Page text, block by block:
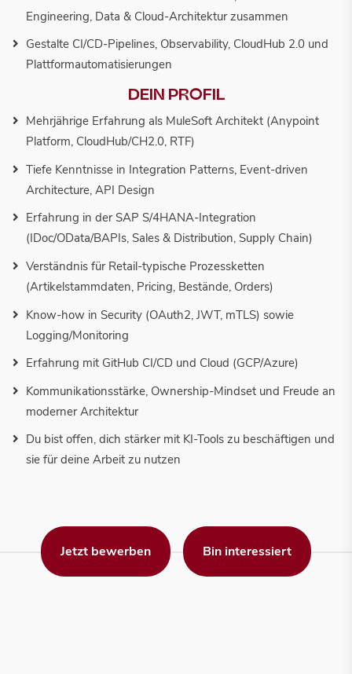
Engineering, Data & Cloud-Architektur zusammen
Gestalte CI/CD-Pipelines, Observability, CloudHub 2.0 und
Plattformautomatisierungen
DEIN PROFIL
Mehrjährige Erfahrung als MuleSoft Architekt (Anypoint
Platform, CloudHub/CH2.0, RTF)
Tiefe Kenntnisse in Integration Patterns, Event-driven
Architecture, API Design
Erfahrung in der SAP S/4HANA-Integration
(IDoc/OData/BAPIs, Sales & Distribution, Supply Chain)
Verständnis für Retail-typische Prozessketten
(Artikelstammdaten, Pricing, Bestände, Orders)
Know-how in Security (OAuth2, JWT, mTLS) sowie
Logging/Monitoring
Erfahrung mit GitHub CI/CD und Cloud (GCP/Azure)
Kommunikationsstärke, Ownership-Mindset und Freude an
moderner Architektur
Du bist offen, dich stärker mit KI-Tools zu beschäftigen und
sie für deine Arbeit zu nutzen
Jetzt bewerben Bin interessiert